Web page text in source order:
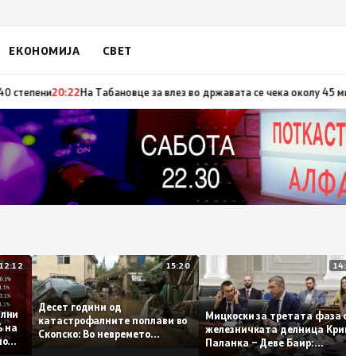
ЕКОНОМИЈА СВЕТ
повод „30 години Општина Вевчани“20:23Портокалова фаза утре,
12:12
на
15:20
Десет години од
катастрофалните поплави во
Скопско: Во невремето
Мицкоски за третата
железничката делница
Паланка – Деве Баир: